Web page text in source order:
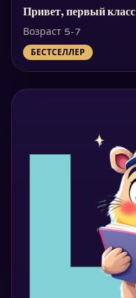
Привет, первый класс
Возраст 5-7
БЕСТСЕЛЛЕР